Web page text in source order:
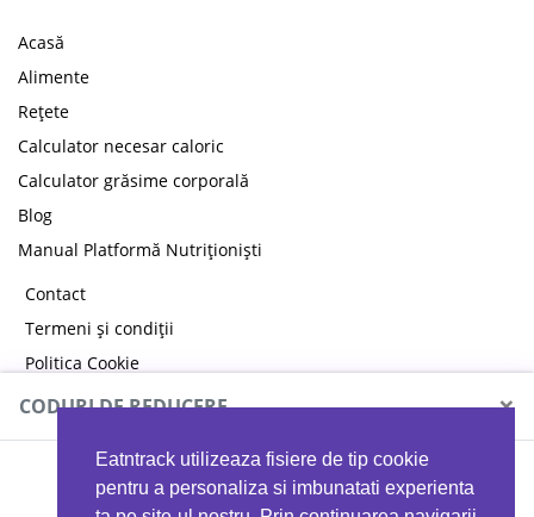
Eatntrack utilizeaza fisiere de tip cookie
pentru a personaliza si imbunatati experienta
Acasă
Alimente
Rețete
Calculator necesar caloric
Calculator grăsime corporală
Blog
Manual Platformă Nutriționiști
Contact
Termeni și condiții
Politica Cookie
Politica de confidențialitate
CODURI DE REDUCERE ×
MYPROTEIN